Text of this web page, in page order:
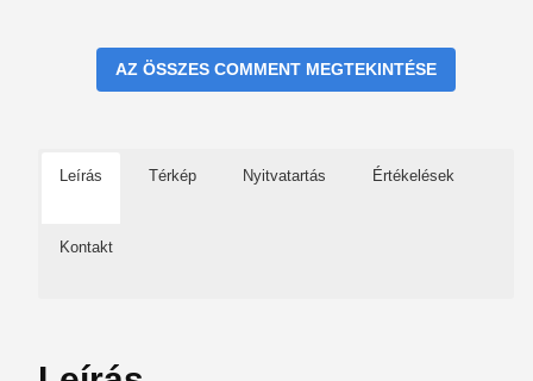
AZ ÖSSZES COMMENT MEGTEKINTÉSE
Leírás Térkép Nyitvatartás Értékelések
Kontakt